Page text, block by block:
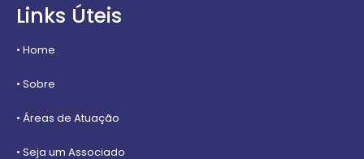
Links Úteis
• Home
• Sobre
• Áreas de Atuação
• Seja um Associado